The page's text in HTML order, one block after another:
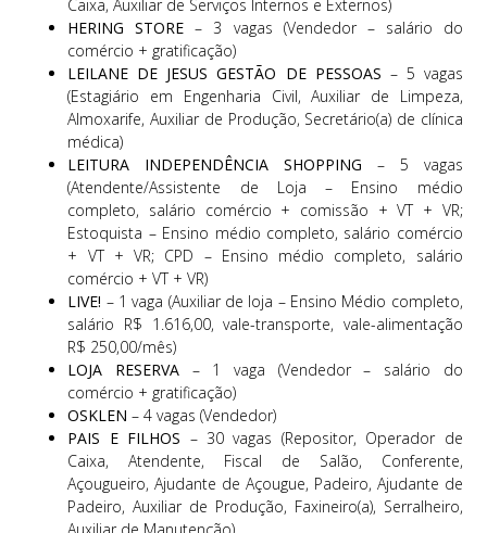
Caixa, Auxiliar de Serviços Internos e Externos)
HERING STORE – 3 vagas (Vendedor – salário do
comércio + gratificação)
LEILANE DE JESUS GESTÃO DE PESSOAS – 5 vagas
(Estagiário em Engenharia Civil, Auxiliar de Limpeza,
Almoxarife, Auxiliar de Produção, Secretário(a) de clínica
médica)
LEITURA INDEPENDÊNCIA SHOPPING – 5 vagas
(Atendente/Assistente de Loja – Ensino médio
completo, salário comércio + comissão + VT + VR;
Estoquista – Ensino médio completo, salário comércio
+ VT + VR; CPD – Ensino médio completo, salário
comércio + VT + VR)
LIVE! – 1 vaga (Auxiliar de loja – Ensino Médio completo,
salário R$ 1.616,00, vale-transporte, vale-alimentação
R$ 250,00/mês)
LOJA RESERVA – 1 vaga (Vendedor – salário do
comércio + gratificação)
OSKLEN – 4 vagas (Vendedor)
PAIS E FILHOS – 30 vagas (Repositor, Operador de
Caixa, Atendente, Fiscal de Salão, Conferente,
Açougueiro, Ajudante de Açougue, Padeiro, Ajudante de
Padeiro, Auxiliar de Produção, Faxineiro(a), Serralheiro,